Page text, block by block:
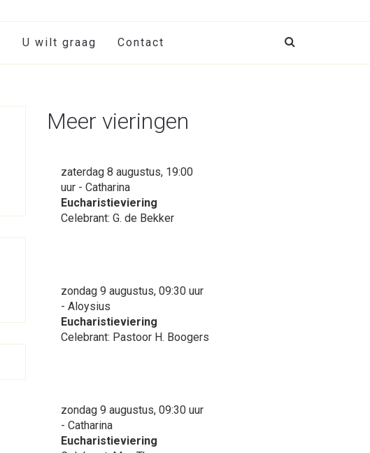
U wilt graag Contact
Meer vieringen
zaterdag 8 augustus, 19:00
uur - Catharina
Eucharistieviering
Celebrant: G. de Bekker
zondag 9 augustus, 09:30 uur
- Aloysius
Eucharistieviering
Celebrant: Pastoor H. Boogers
zondag 9 augustus, 09:30 uur
- Catharina
Eucharistieviering